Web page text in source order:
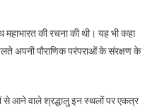
महाभारत की रचना की थी। यह भी कहा
चलते अपनी पौराणिक परंपराओं के संरक्षण के
से आने वाले श्रद्धालु इन स्थलों पर एकत्र